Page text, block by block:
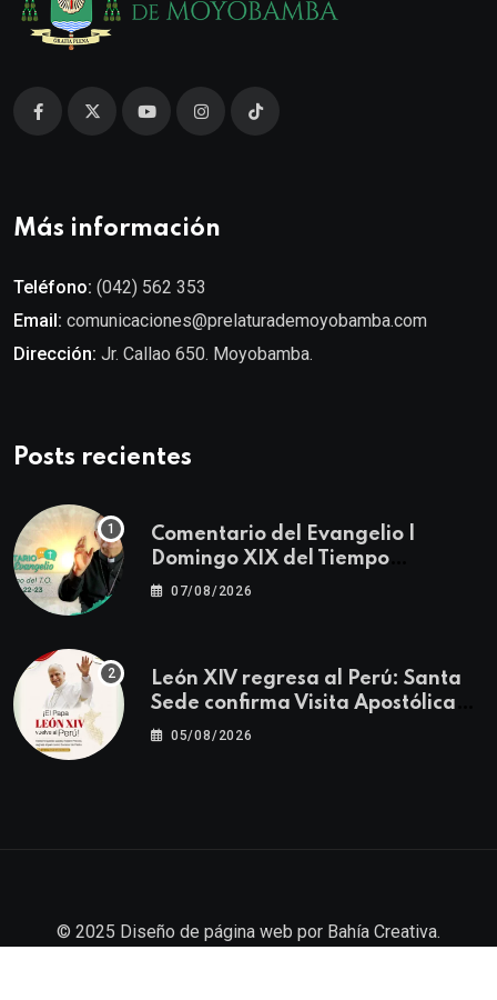
Más información
Teléfono: (042) 562 353
Email: comunicaciones@prelaturademoyobamba.com
Dirección: Jr. Callao 650. Moyobamba.
Posts recientes
Comentario del Evangelio |
Domingo XIX del Tiempo
Ordinario | Mateo 14, 22-23
07/08/2026
León XIV regresa al Perú: Santa
Sede confirma Visita Apostólica
del 11 al 17 de noviembre
05/08/2026
© 2025 Diseño de página web por Bahía Creativa.